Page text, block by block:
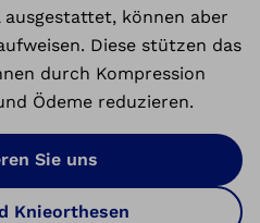
können aber
Diese stützen das
durch Kompression
Ödeme reduzieren.
Sie uns
Knieorthesen